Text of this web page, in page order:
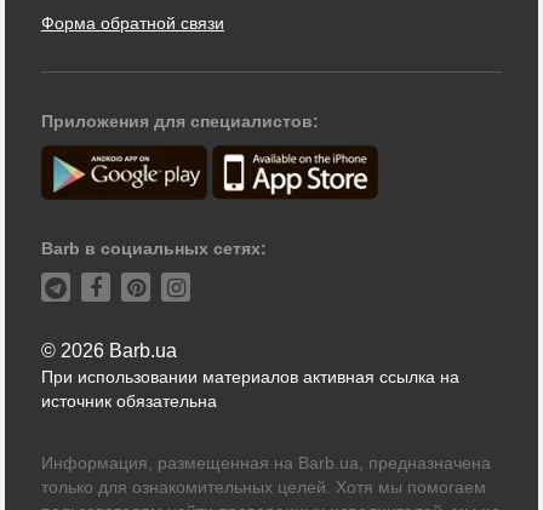
Форма обратной связи
Приложения для специалистов:
Barb в социальных сетях:
© 2026 Barb.ua
При использовании материалов активная ссылка на
источник обязательна
Информация, размещенная на Barb.ua, предназначена
только для ознакомительных целей. Хотя мы помогаем